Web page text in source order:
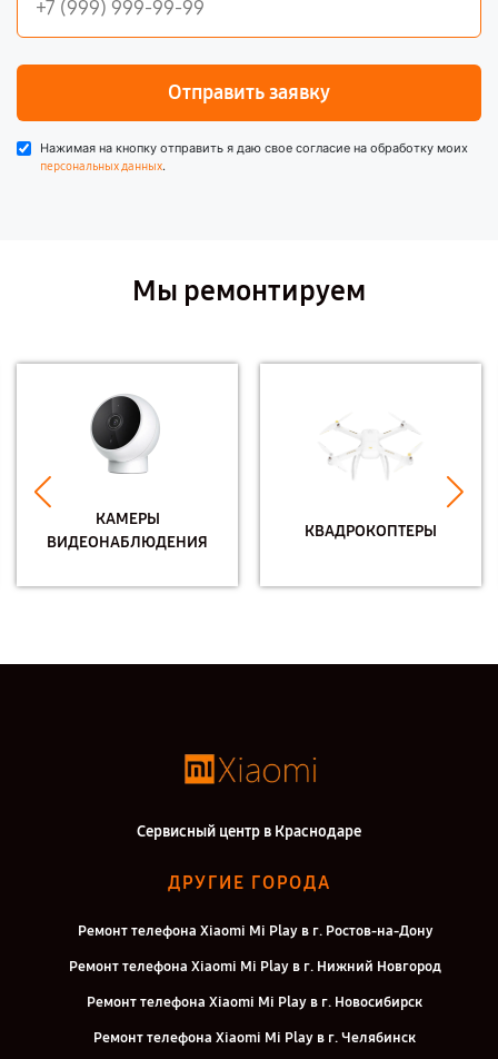
Отправить заявку
Нажимая на кнопку отправить я даю свое согласие на обработку моих
персональных данных.
Мы ремонтируем
КАМЕРЫ
ВИДЕОНАБЛЮДЕНИЯ
КВАДРОКОПТЕРЫ
Сервисный центр в Краснодаре
ДРУГИЕ ГОРОДА
Ремонт телефона Xiaomi Mi Play в г. Ростов-на-Дону
Ремонт телефона Xiaomi Mi Play в г. Нижний Новгород
Ремонт телефона Xiaomi Mi Play в г. Новосибирск
Ремонт телефона Xiaomi Mi Play в г. Челябинск